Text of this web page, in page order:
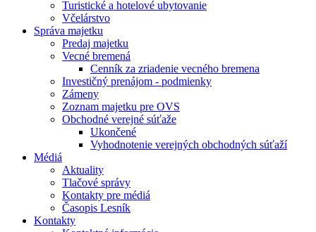
Turistické a hotelové ubytovanie
Včelárstvo
Správa majetku
Predaj majetku
Vecné bremená
Cenník za zriadenie vecného bremena
Investičný prenájom - podmienky
Zámeny
Zoznam majetku pre OVS
Obchodné verejné súťaže
Ukončené
Vyhodnotenie verejných obchodných súťaží
Médiá
Aktuality
Tlačové správy
Kontakty pre médiá
Časopis Lesník
Kontakty